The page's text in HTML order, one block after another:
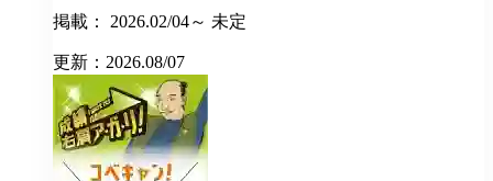
掲載： 2026.02/04～ 未定
更新：2026.08/07